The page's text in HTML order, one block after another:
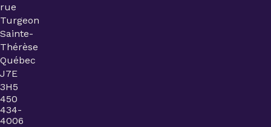
rue
Turgeon
Sainte-
Thérèse
Québec
J7E
3H5
450
434-
4006